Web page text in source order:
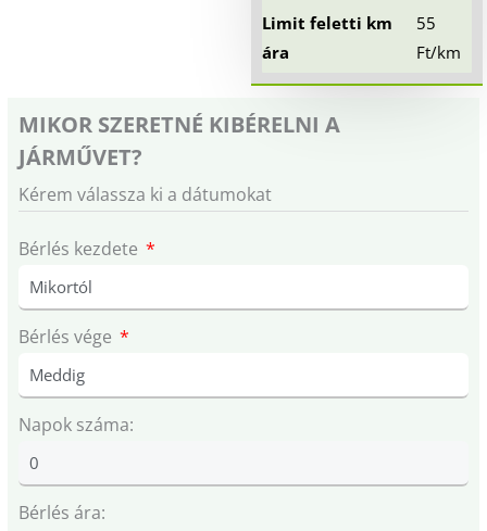
Limit feletti km
ára
55
Ft/km
MIKOR SZERETNÉ KIBÉRELNI A
JÁRMŰVET?
Kérem válassza ki a dátumokat
Bérlés kezdete
Bérlés vége
Napok száma:
Bérlés ára: